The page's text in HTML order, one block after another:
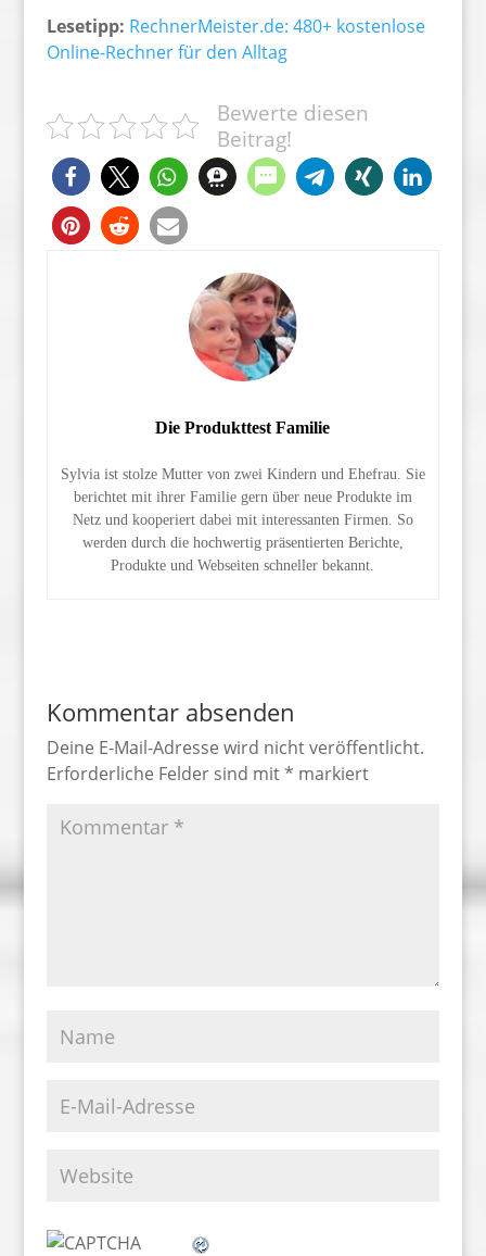
Lesetipp: RechnerMeister.de: 480+ kostenlose
Online-Rechner für den Alltag
Bewerte diesen
Beitrag!
Die Produkttest Familie
Sylvia ist stolze Mutter von zwei Kindern und Ehefrau. Sie
berichtet mit ihrer Familie gern über neue Produkte im
Netz und kooperiert dabei mit interessanten Firmen. So
werden durch die hochwertig präsentierten Berichte,
Produkte und Webseiten schneller bekannt.
Kommentar absenden
Deine E-Mail-Adresse wird nicht veröffentlicht.
Erforderliche Felder sind mit* markiert